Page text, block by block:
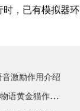
时，已有模拟器环
激励作用介绍
星露谷物语黄金猫的用处有哪些 星露谷物语黄金猫作用解